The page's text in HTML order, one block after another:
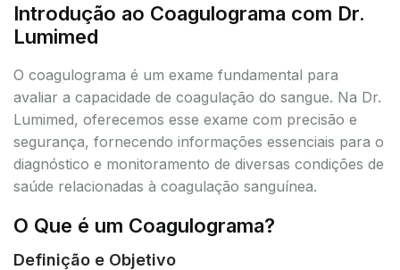
Introdução ao Coagulograma com Dr.
Lumimed
O coagulograma é um exame fundamental para
avaliar a capacidade de coagulação do sangue. Na Dr.
Lumimed, oferecemos esse exame com precisão e
segurança, fornecendo informações essenciais para o
diagnóstico e monitoramento de diversas condições de
saúde relacionadas à coagulação sanguínea.
O Que é um Coagulograma?
Definição e Objetivo